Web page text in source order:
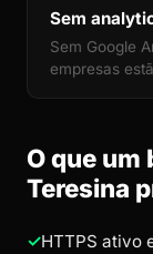
Sem
Sem Google
empresas
O que um
Teresina
HTTPS ativo